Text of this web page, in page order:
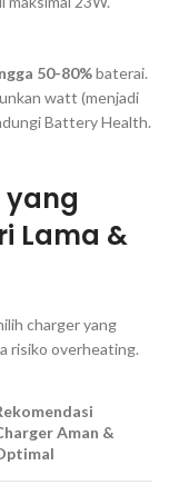
50-80%baterai.
watt (menjadi
Battery Health.
Lama &
chargeryang
risiko overheating.
Aman &